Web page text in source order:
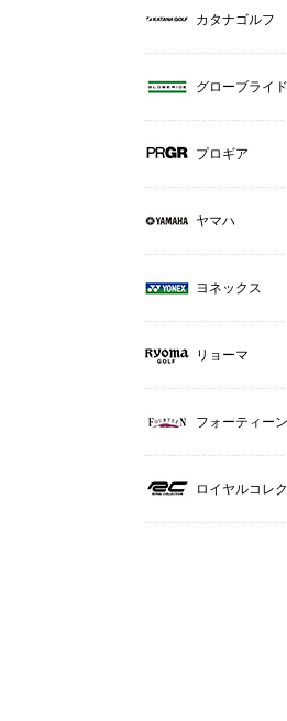
カタナゴルフ
グローブライド
プロギア
ヤマハ
ヨネックス
リョーマ
フォーティーン
ロイヤルコレ